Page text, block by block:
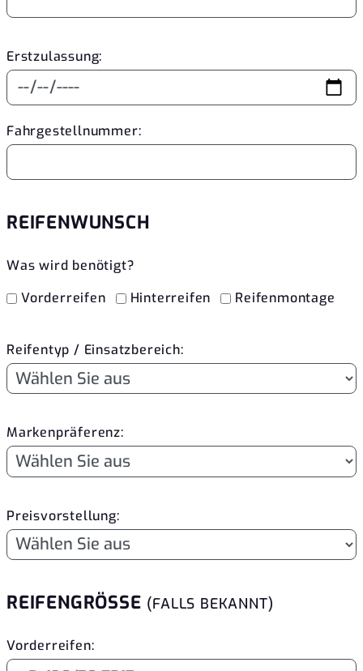
Erstzulassung:
Fahrgestellnummer:
REIFENWUNSCH
Was wird benötigt?
Vorderreifen
Hinterreifen Reifenmontage
Reifentyp / Einsatzbereich:
Markenpräferenz:
Preisvorstellung:
REIFENGRÖSSE (FALLS BEKANNT)
Vorderreifen: